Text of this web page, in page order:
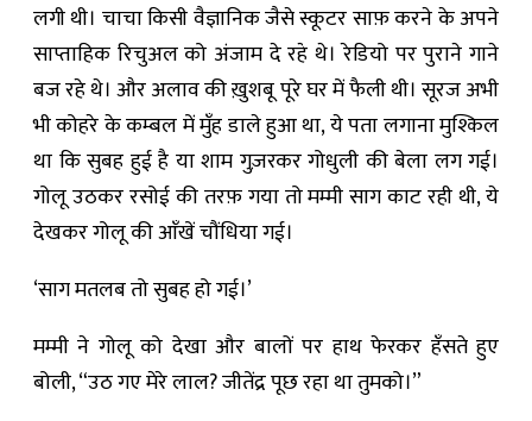
लगी थी। चाचा किसी वैज्ञानिक जैसे स्कूटर साफ़ करने के अपने
साप्ताहिक रिचुअल को अंजाम दे रहे थे। रेडियो पर पुराने गाने
बज रहे थे। और अलाव की ख़ुशबू पूरे घर में फैली थी। सूरज अभी
भी कोहरे के कम्बल में मुँह डाले हुआ था, ये पता लगाना मुश्किल
था कि सुबह हुई है या शाम गुज़रकर गोधुली की बेला लग गई।
गोलू उठकर रसोई की तरफ़ गया तो मम्मी साग काट रही थी, ये
देखकर गोलू की आँखें चौंधिया गई।
‘साग मतलब तो सुबह हो गई।’
मम्मी ने गोलू को देखा और बालों पर हाथ फेरकर हँसते हुए
बोली, “उठ गए मेरे लाल? जीतेंद्र पूछ रहा था तुमको।”